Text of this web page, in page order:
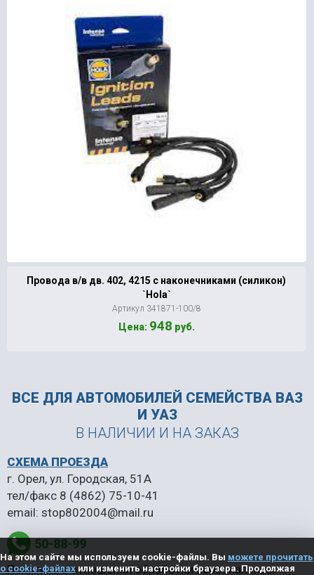
Провода в/в дв. 402, 4215 с наконечниками (силикон)
`Hola`
Артикул 341871-100/8
Цена: 948 руб.
ВСЕ ДЛЯ АВТОМОБИЛЕЙ СЕМЕЙСТВА ВАЗ
И УАЗ
В НАЛИЧИИ И НА ЗАКАЗ
50-88-99
СХЕМА ПРОЕЗДА
г. Орел, ул. Городская, 51А
тел/факс 8 (4862) 75-10-41
email: stop802004@mail.ru
Политика в отношении обработки персональных
На этом сайте мы используем cookie-файлы. Вы можете прочитать
о cookie-файлахили изменить настройки браузера. Продолжая